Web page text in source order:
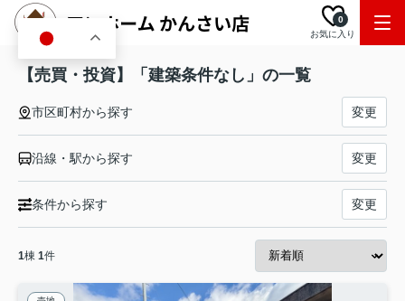
お気に入り
0
【売買・投資】「建築条件なし」の一覧
市区町村から探す 変更
沿線・駅から探す 変更
条件から探す 変更
1棟 1件